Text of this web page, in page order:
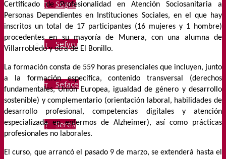
Segra
Sefycu
Seface
Seres
Certificado de Profesionalidad en Atención Sociosanitaria a
Personas Dependientes en Instituciones Sociales, en el que hay
inscritos un total de 17 participantes (16 mujeres y 1 hombre)
procedentes en su mayoría de Munera, con una alumna de
Villarrobledo y otra de El Bonillo.
La formación consta de 559 horas presenciales que incluyen, junto
a la formación específica, contenido transversal (derechos
fundamentales, Unión Europea, igualdad de género y desarrollo
sostenible) y complementario (orientación laboral, habilidades de
desarrollo profesional, competencias digitales y atención
especializada en enfermos de Alzheimer), así como prácticas
profesionales no laborales.
El curso, que arrancó el pasado 9 de marzo, se extenderá hasta el